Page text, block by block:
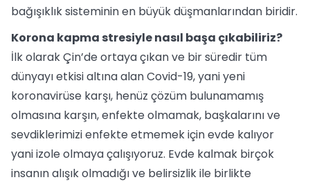
bağışıklık sisteminin en büyük düşmanlarından biridir.
Korona kapma stresiyle nasıl başa çıkabiliriz?
İlk olarak Çin’de ortaya çıkan ve bir süredir tüm
dünyayı etkisi altına alan Covid-19, yani yeni
koronavirüse karşı, henüz çözüm bulunamamış
olmasına karşın, enfekte olmamak, başkalarını ve
sevdiklerimizi enfekte etmemek için evde kalıyor
yani izole olmaya çalışıyoruz. Evde kalmak birçok
insanın alışık olmadığı ve belirsizlik ile birlikte